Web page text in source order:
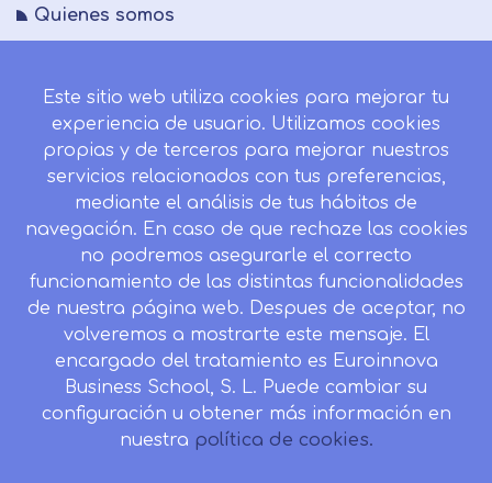
Quienes somos
Blog
Mapa del sitio
Desistir contrato aquí
CONTACTO
Camino de la Torrecilla N.º 30 EDIFICIO EDUCA
EDTECH, C.P. 18.200, Maracena (Granada)
958 050 746
Horario de atención al cliente:
Lunes a viernes: 9.00h a 20.00h.
Este sitio web utiliza cookies para mejorar tu
experiencia de usuario. Utilizamos cookies
propias y de terceros para mejorar nuestros
servicios relacionados con tus preferencias,
mediante el análisis de tus hábitos de
navegación. En caso de que rechaze las cookies
no podremos asegurarle el correcto
funcionamiento de las distintas funcionalidades
de nuestra página web. Despues de aceptar, no
volveremos a mostrarte este mensaje. El
encargado del tratamiento es Euroinnova
Business School, S. L. Puede cambiar su
configuración u obtener más información en
nuestra política de cookies.